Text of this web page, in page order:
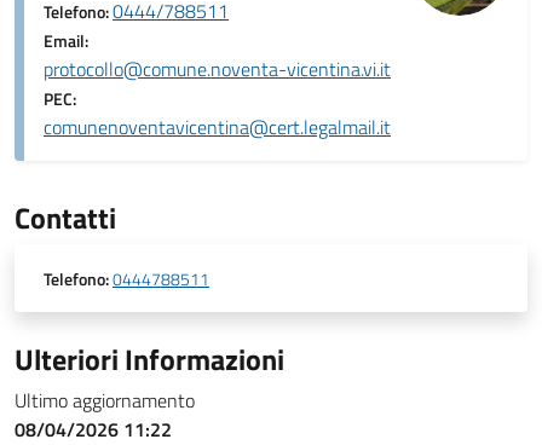
Telefono:0444/788511
Email:
protocollo@comune.noventa-vicentina.vi.it
PEC:
comunenoventavicentina@cert.legalmail.it
Contatti
Telefono:0444788511
Ulteriori Informazioni
Ultimo aggiornamento
08/04/2026 11:22